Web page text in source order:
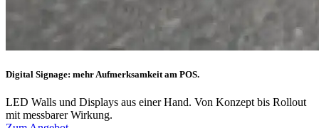
Digital Signage: mehr Aufmerksamkeit am POS.
LED Walls und Displays aus einer Hand. Von Konzept bis Rollout
mit messbarer Wirkung.